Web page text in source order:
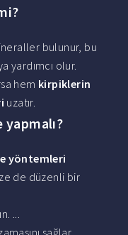
bulunur, bu
yardımcı olur.
hem kirpiklerin
uzatır.
yöntemleri
de düzenli bir
...